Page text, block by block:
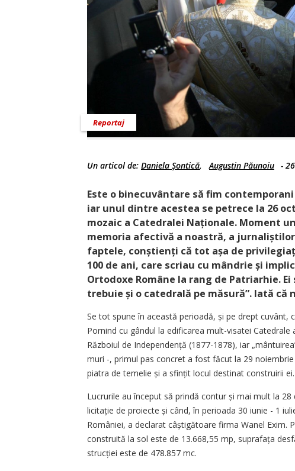
Reportaj
Un articol de: Daniela Șontică,Augustin Păunoiu -
Este o binecuvântare să fim
iar unul dintre acestea se petrece la 26
mozaic a Catedralei Naționale. Moment
memoria afectivă a noastră, a
faptele, conștienți că tot așa de
100 de ani, care scriau cu mândrie și
Ortodoxe Române la rang de Patriarhie.
trebuie și o catedrală pe măsură”. Iată că
Se tot spune în această perioadă, și pe drept cuvânt,
Pornind cu gândul la edificarea mult-visatei
Războiul de Independență (1877-1878), iar
muri -, primul pas concret a fost făcut la 29
piatra de temelie și a sfințit locul destinat construirii ei.
Lucrurile au început să prindă contur și mai mult la
licitație de proiecte și când, în perioada 30 iunie - 1
României, a declarat câștigătoare firma Wanel Exim.
construită la sol este de 13.668,55 mp, su­prafața
strucției este de 478.857 mc.